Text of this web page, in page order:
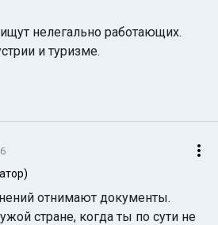
нелегально работающих.
и туризме.
отнимают документы.
стране, когда ты по сути не